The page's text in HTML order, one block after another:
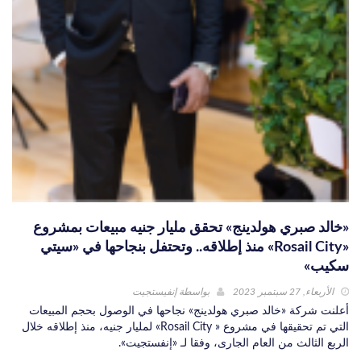
«خالد صبري هولدينج» تحقق مليار جنيه مبيعات بمشروع
«Rosail City» منذ إطلاقه.. وتحتفل بنجاحها في «سيتي
سكيب»
الأربعاء, 27 سبتمبر 2023 بواسطةإنفيستجيت
أعلنت شركة «خالد صبري هولدينج» نجاحها في الوصول بحجم المبيعات
التي تم تحقيقها في مشروع « Rosail City» لمليار جنيه، منذ إطلاقه خلال
الربع الثالث من العام الجارى، وفقا لـ «إنفستجيت».